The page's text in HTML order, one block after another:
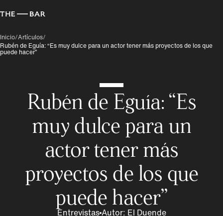
Inicio/Artículos/
Rubén de Eguía: “Es muy dulce para un actor tener más proyectos de los que
puede hacer”
Rubén de Eguía: “Es
muy dulce para un
actor tener más
proyectos de los que
puede hacer”
EntrevistasAutor: El Duende